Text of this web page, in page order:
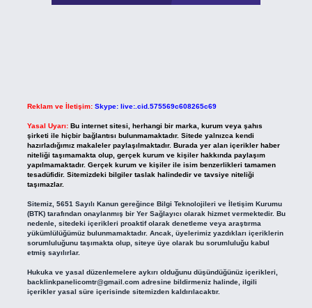
Reklam ve İletişim: Skype: live:.cid.575569c608265c69
Yasal Uyarı: Bu internet sitesi, herhangi bir marka, kurum veya şahıs
şirketi ile hiçbir bağlantısı bulunmamaktadır. Sitede yalnızca kendi
hazırladığımız makaleler paylaşılmaktadır. Burada yer alan içerikler haber
niteliği taşımamakta olup, gerçek kurum ve kişiler hakkında paylaşım
yapılmamaktadır. Gerçek kurum ve kişiler ile isim benzerlikleri tamamen
tesadüfidir. Sitemizdeki bilgiler taslak halindedir ve tavsiye niteliği
taşımazlar.
Sitemiz, 5651 Sayılı Kanun gereğince Bilgi Teknolojileri ve İletişim Kurumu
(BTK) tarafından onaylanmış bir Yer Sağlayıcı olarak hizmet vermektedir. Bu
nedenle, sitedeki içerikleri proaktif olarak denetleme veya araştırma
yükümlülüğümüz bulunmamaktadır. Ancak, üyelerimiz yazdıkları içeriklerin
sorumluluğunu taşımakta olup, siteye üye olarak bu sorumluluğu kabul
etmiş sayılırlar.
Hukuka ve yasal düzenlemelere aykırı olduğunu düşündüğünüz içerikleri,
backlinkpanelicomtr@gmail.comadresine bildirmeniz halinde, ilgili
içerikler yasal süre içerisinde sitemizden kaldırılacaktır.